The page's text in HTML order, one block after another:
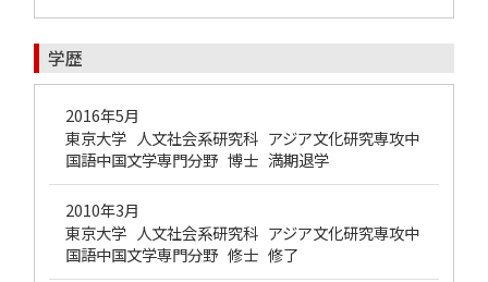
学歴
2016年5月
東京大学 人文社会系研究科 アジア文化研究専攻中
国語中国文学専門分野 博士 満期退学
2010年3月
東京大学 人文社会系研究科 アジア文化研究専攻中
国語中国文学専門分野 修士 修了